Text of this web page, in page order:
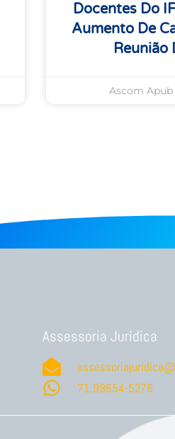
Docentes Do
Aumento De
Reunião
Ascom Apub
Assessoria Jurídica
71.99654-5276